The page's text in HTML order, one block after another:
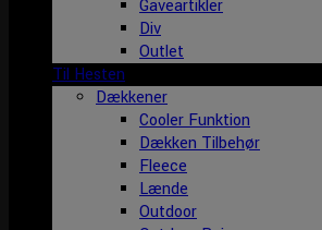
Gaveartikler
Div
Outlet
Til Hesten
Dækkener
Cooler Funktion
Dækken Tilbehør
Fleece
Lænde
Outdoor